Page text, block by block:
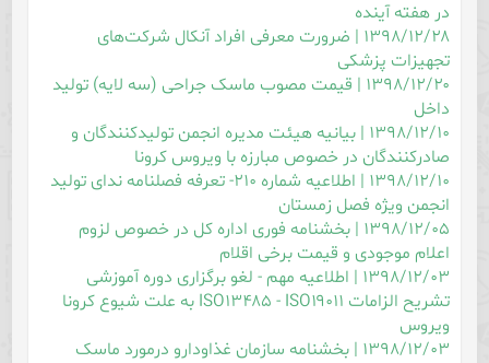
در هفته آینده
۱۳۹۸/۱۲/۲۸ | ضرورت معرفی افراد آنکال شرکت‌های
تجهیزات پزشکی
۱۳۹۸/۱۲/۲۰ | قیمت مصوب ماسک جراحی (سه لایه) تولید
داخل
۱۳۹۸/۱۲/۱۰ | بیانیه هیئت مدیره انجمن تولیدکنندگان و
صادرکنندگان در خصوص مبارزه با ویروس کرونا
۱۳۹۸/۱۲/۱۰ | اطلاعیه شماره ۲۱۰- تعرفه فصلنامه ندای تولید
انجمن ویژه فصل زمستان
۱۳۹۸/۱۲/۰۵ | بخشنامه فوری اداره کل در خصوص لزوم
اعلام موجودی و قیمت برخی اقلام
۱۳۹۸/۱۲/۰۳ | اطلاعیه مهم - لغو برگزاری دوره آموزشی
تشریح الزامات ISO۱۳۴۸۵ - ISO۱۹۰۱۱ به علت شیوع کرونا
ویروس
۱۳۹۸/۱۲/۰۳ | بخشنامه سازمان غذاودارو درمورد ماسک